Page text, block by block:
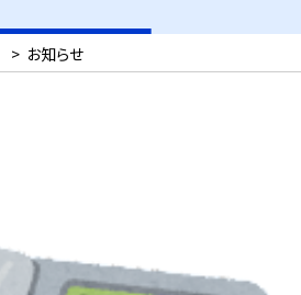
> お知らせ